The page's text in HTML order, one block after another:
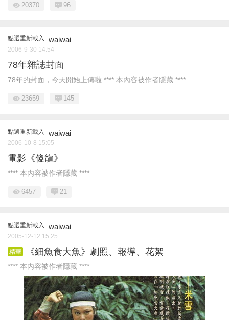
20370 96
點選重新載入 waiwai
2006-9-30 14:54
78年雜誌封面
78年的封面，今天開始上傳啦 **** 本內容被作者隱藏 ****
23659 145
點選重新載入 waiwai
2006-10-8 15:05
電影《傻龍》
**** 本內容被作者隱藏 ****
6457 21
點選重新載入 waiwai
2005-12-12 15:25
精華 《細魚食大魚》劇照、報導、花絮
**** 本內容被作者隱藏 ****